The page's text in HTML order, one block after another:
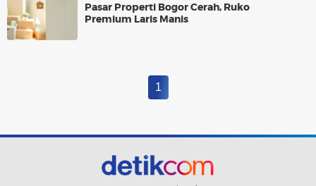
Pasar Properti Bogor Cerah, Ruko
Premium Laris Manis
1